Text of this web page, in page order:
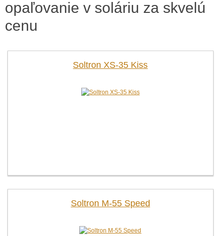
opaľovanie v soláriu za skvelú
cenu
Soltron XS-35 Kiss
Soltron M-55 Speed